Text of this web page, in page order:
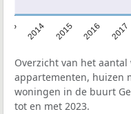
2014 2015 2016 2017
Overzicht van het
appartementen, huizen
woningen in de buurt
tot en met 2023.